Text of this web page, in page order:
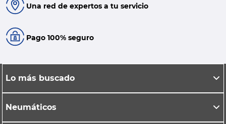
Una red de expertos a tu servicio
Pago 100% seguro
Lo más buscado
Neumáticos